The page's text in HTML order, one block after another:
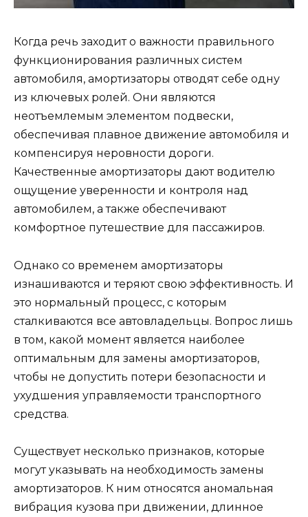
Когда речь заходит о важности правильного
функционирования различных систем
автомобиля, амортизаторы отводят себе одну
из ключевых ролей. Они являются
неотъемлемым элементом подвески,
обеспечивая плавное движение автомобиля и
компенсируя неровности дороги.
Качественные амортизаторы дают водителю
ощущение уверенности и контроля над
автомобилем, а также обеспечивают
комфортное путешествие для пассажиров.
Однако со временем амортизаторы
изнашиваются и теряют свою эффективность. И
это нормальный процесс, с которым
сталкиваются все автовладельцы. Вопрос лишь
в том, какой момент является наиболее
оптимальным для замены амортизаторов,
чтобы не допустить потери безопасности и
ухудшения управляемости транспортного
средства.
Существует несколько признаков, которые
могут указывать на необходимость замены
амортизаторов. К ним относятся аномальная
вибрация кузова при движении, длинное